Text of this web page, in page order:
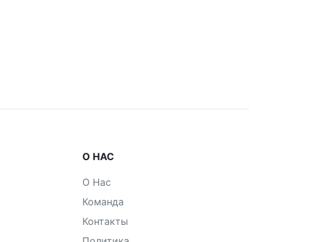
О НАС
О Нас
Команда
Контакты